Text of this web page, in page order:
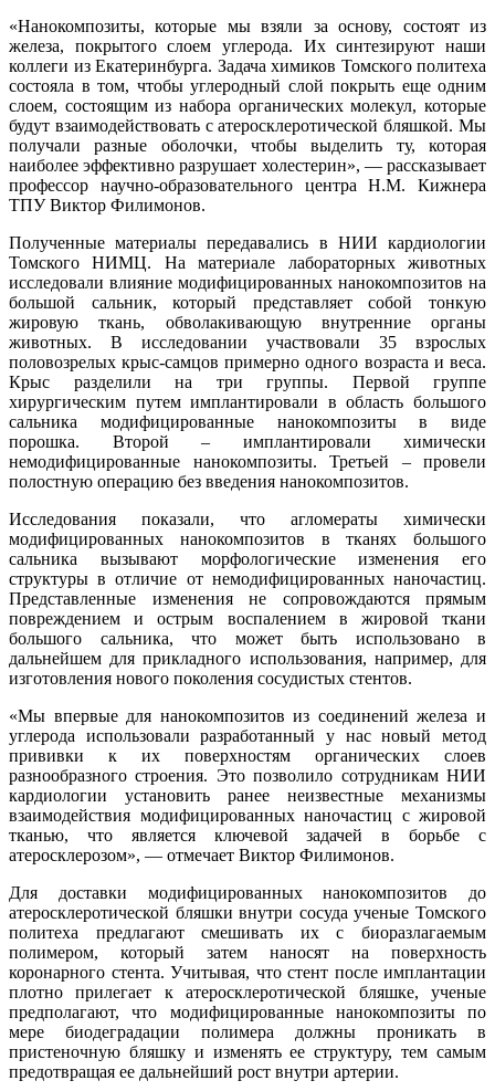
«Нанокомпозиты, которые мы взяли за основу, состоят из
железа, покрытого слоем углерода. Их синтезируют наши
коллеги из Екатеринбурга. Задача химиков Томского политеха
состояла в том, чтобы углеродный слой покрыть еще одним
слоем, состоящим из набора органических молекул, которые
будут взаимодействовать с атеросклеротической бляшкой. Мы
получали разные оболочки, чтобы выделить ту, которая
наиболее эффективно разрушает холестерин», — рассказывает
профессор научно-образовательного центра Н.М. Кижнера
ТПУ Виктор Филимонов.
Полученные материалы передавались в НИИ кардиологии
Томского НИМЦ. На материале лабораторных животных
исследовали влияние модифицированных нанокомпозитов на
большой сальник, который представляет собой тонкую
жировую ткань, обволакивающую внутренние органы
животных. В исследовании участвовали 35 взрослых
половозрелых крыс-самцов примерно одного возраста и веса.
Крыс разделили на три группы. Первой группе
хирургическим путем имплантировали в область большого
сальника модифицированные нанокомпозиты в виде
порошка. Второй – имплантировали химически
немодифицированные нанокомпозиты. Третьей – провели
полостную операцию без введения нанокомпозитов.
Исследования показали, что агломераты химически
модифицированных нанокомпозитов в тканях большого
сальника вызывают морфологические изменения его
структуры в отличие от немодифицированных наночастиц.
Представленные изменения не сопровождаются прямым
повреждением и острым воспалением в жировой ткани
большого сальника, что может быть использовано в
дальнейшем для прикладного использования, например, для
изготовления нового поколения сосудистых стентов.
«Мы впервые для нанокомпозитов из соединений железа и
углерода использовали разработанный у нас новый метод
прививки к их поверхностям органических слоев
разнообразного строения. Это позволило сотрудникам НИИ
кардиологии установить ранее неизвестные механизмы
взаимодействия модифицированных наночастиц с жировой
тканью, что является ключевой задачей в борьбе с
атеросклерозом», — отмечает Виктор Филимонов.
Для доставки модифицированных нанокомпозитов до
атеросклеротической бляшки внутри сосуда ученые Томского
политеха предлагают смешивать их с биоразлагаемым
полимером, который затем наносят на поверхность
коронарного стента. Учитывая, что стент после имплантации
плотно прилегает к атеросклеротической бляшке, ученые
предполагают, что модифицированные нанокомпозиты по
мере биодеградации полимера должны проникать в
пристеночную бляшку и изменять ее структуру, тем самым
предотвращая ее дальнейший рост внутри артерии.